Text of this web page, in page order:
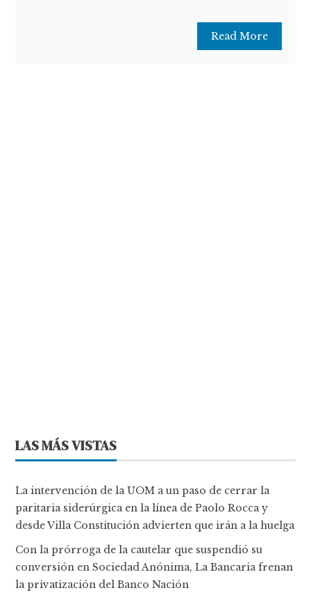
Read More
LAS MÁS VISTAS
La intervención de la UOM a un paso de cerrar la
paritaria siderúrgica en la línea de Paolo Rocca y
desde Villa Constitución advierten que irán a la huelga
Con la prórroga de la cautelar que suspendió su
conversión en Sociedad Anónima, La Bancaria frenan
la privatización del Banco Nación